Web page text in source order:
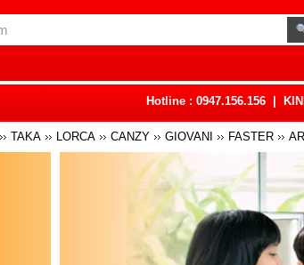
Hotline : 0947.156.156
TAKA LORCA CANZY GIOVANI FASTER
KAFF KLEINE UBER